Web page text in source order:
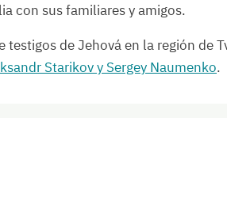
con sus familiares y amigos.
de Jehová en la región de
Starikov y Sergey Naumenko.